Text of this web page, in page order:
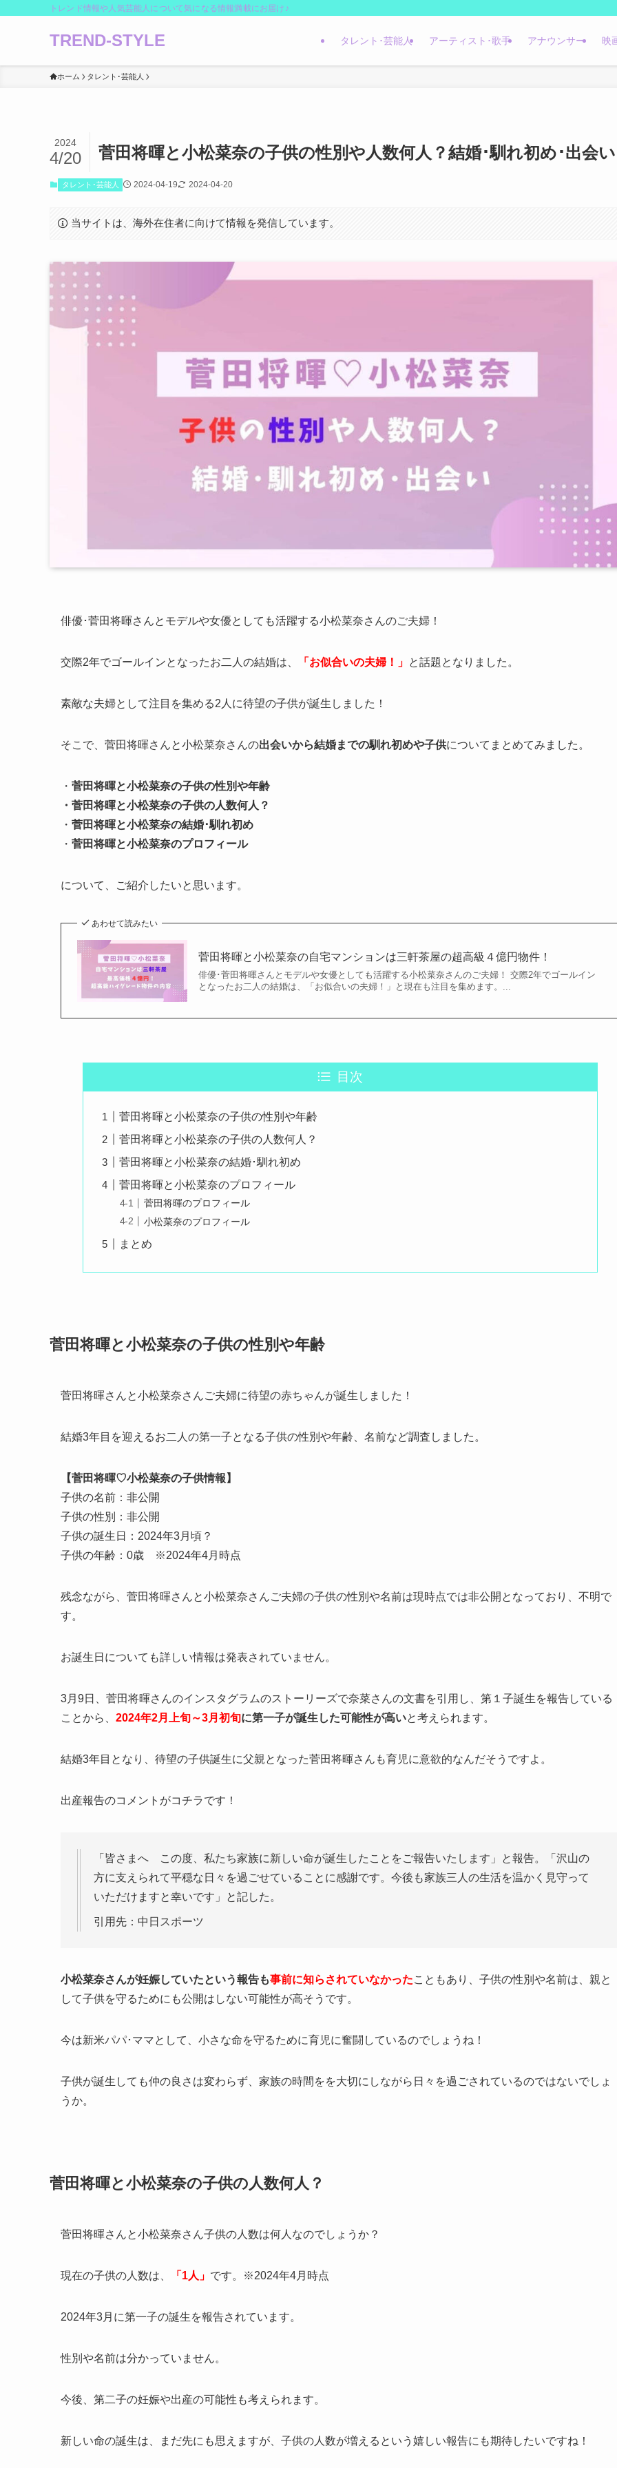
トレンド情報や人気芸能人について気になる情報満載にお届け♪
TREND-STYLE タレント･芸能人 アーティスト･歌手 アナウンサー 映
ホーム タレント･芸能人
菅田将暉と小松菜奈の子供の性別や人数何人？結婚･馴れ初め･出会い
2024
4/20
タレント･芸能人 2024-04-19 2024-04-20
当サイトは、海外在住者に向けて情報を発信しています。
俳優･菅田将暉さんとモデルや女優としても活躍する小松菜奈さんのご夫婦！
交際2年でゴールインとなったお二人の結婚は、 「お似合いの夫婦！」 と話題となりました。
素敵な夫婦として注目を集める2人に待望の子供が誕生しました！
そこで、菅田将暉さんと小松菜奈さんの出会いから結婚までの馴れ初めや子供についてまとめてみました。
・ 菅田将暉と小松菜奈の子供の性別や年齢
・菅田将暉と小松菜奈の子供の人数何人？
・ 菅田将暉と小松菜奈の結婚･馴れ初め
・ 菅田将暉と小松菜奈のプロフィール
について、ご紹介したいと思います。
あわせて読みたい
菅田将暉と小松菜奈の自宅マンションは三軒茶屋の超高級４億円物件！
俳優･菅田将暉さんとモデルや女優としても活躍する小松菜奈さんのご夫婦！ 交際2年でゴールイン
となったお二人の結婚は、「お似合いの夫婦！」と現在も注目を集めます。...
目次
菅田将暉と小松菜奈の子供の性別や年齢
菅田将暉と小松菜奈の子供の人数何人？
菅田将暉と小松菜奈の結婚･馴れ初め
菅田将暉と小松菜奈のプロフィール
菅田将暉のプロフィール
小松菜奈のプロフィール
まとめ
菅田将暉と小松菜奈の子供の性別や年齢
菅田将暉さんと小松菜奈さんご夫婦に待望の赤ちゃんが誕生しました！
結婚3年目を迎えるお二人の第一子となる子供の性別や年齢、名前など調査しました。
【菅田将暉♡小松菜奈の子供情報】
子供の名前：非公開
子供の性別：非公開
子供の誕生日：2024年3月頃？
子供の年齢：0歳 ※2024年4月時点
残念ながら、菅田将暉さんと小松菜奈さんご夫婦の子供の性別や名前は現時点では非公開となっており、不明で
す。
お誕生日についても詳しい情報は発表されていません。
3月9日、菅田将暉さんのインスタグラムのストーリーズで奈菜さんの文書を引用し、第１子誕生を報告している
ことから、 2024年2月上旬～3月初旬に第一子が誕生した可能性が高いと考えられます。
結婚3年目となり、待望の子供誕生に父親となった菅田将暉さんも育児に意欲的なんだそうですよ。
出産報告のコメントがコチラです！
「皆さまへ この度、私たち家族に新しい命が誕生したことをご報告いたします」と報告。「沢山の
方に支えられて平穏な日々を過ごせていることに感謝です。今後も家族三人の生活を温かく見守って
いただけますと幸いです」と記した。
引用先：中日スポーツ
小松菜奈さんが妊娠していたという報告も事前に知らされていなかったこともあり、子供の性別や名前は、親と
して子供を守るためにも公開はしない可能性が高そうです。
今は新米パパ･ママとして、小さな命を守るために育児に奮闘しているのでしょうね！
子供が誕生しても仲の良さは変わらず、家族の時間をを大切にしながら日々を過ごされているのではないでしょ
うか。
菅田将暉と小松菜奈の子供の人数何人？
菅田将暉さんと小松菜奈さん子供の人数は何人なのでしょうか？
現在の子供の人数は、 「1人」 です。※2024年4月時点
2024年3月に第一子の誕生を報告されています。
性別や名前は分かっていません。
今後、第二子の妊娠や出産の可能性も考えられます。
新しい命の誕生は、まだ先にも思えますが、子供の人数が増えるという嬉しい報告にも期待したいですね！